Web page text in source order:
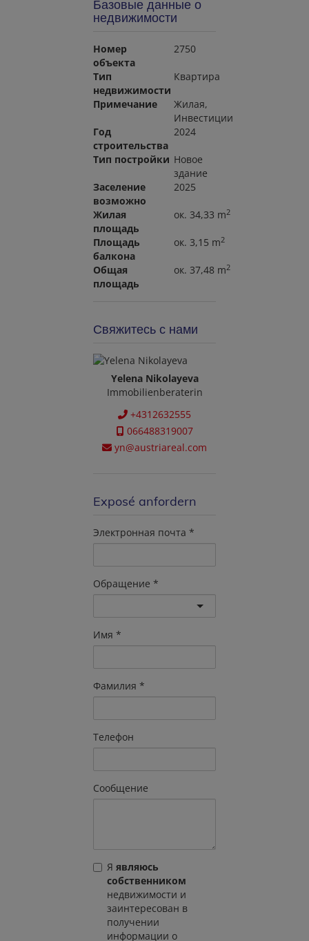
Базовые данные о
недвижимости
Номер
объекта
2750
Тип
недвижимости
Квартира
Примечание
Жилая
Инвестиции
Год
строительства
2024
Тип постройки Новое
здание
Заселение
возможно
2025
Жилая
площадь
ок. 34,33 m2
Площадь
балкона
ок. 3,15 m2
Общая
площадь
ок. 37,48 m2
Свяжитесь с нами
Yelena Nikolayeva
Immobilienberaterin
+4312632555
066488319007
yn@austriareal.com
Exposé anfordern
Электронная почта
Обращение
Имя
Фамилия
Телефон
Сообщение
Я являюсь
собственником
недвижимости и
заинтересован в
получении
информации о